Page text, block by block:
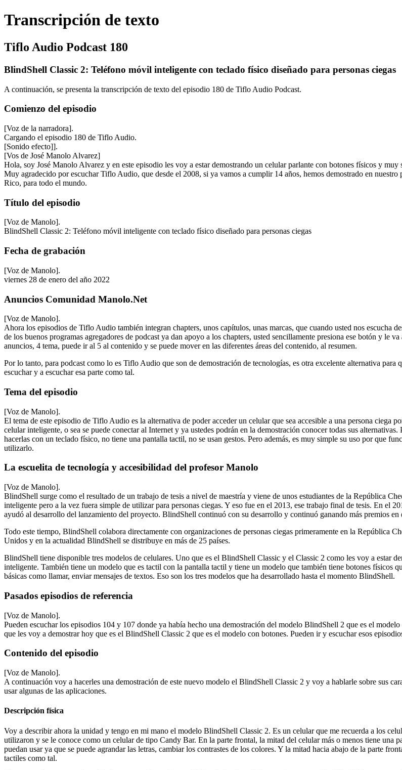
Transcripción de texto
Tiflo Audio Podcast 180
BlindShell Classic 2: Teléfono móvil inteligente con teclado físico diseñado para personas ciegas
A continuación, se presenta la transcripción de texto del episodio 180 de Tiflo Audio Podcast.
Comienzo del episodio
[Voz de la narradora].
Cargando el episodio 180 de Tiflo Audio.
[Sonido efecto]].
[Vos de José Manolo Alvarez]
Hola, soy José Manolo Alvarez y en este episodio les voy a estar demostrando un celular parlante con botones físicos y muy
Muy agradecido por escuchar Tiflo Audio, que desde el 2008, si ya vamos a cumplir 14 años, hemos demostrado en nuestro
Rico, para todo el mundo.
Título del episodio
[Voz de Manolo].
BlindShell Classic 2: Teléfono móvil inteligente con teclado físico diseñado para personas ciegas
Fecha de grabación
[Voz de Manolo].
viernes 28 de enero del año 2022
Anuncios Comunidad Manolo.Net
[Voz de Manolo].
Ahora los episodios de Tiflo Audio también integran chapters, unos capítulos, unas marcas, que cuando usted nos escucha
de los buenos programas agregadores de podcast ya dan apoyo a los chapters, usted sencillamente presiona ese botón y
anuncios, 4 tema, puede ir al 5 al contenido y se puede mover en las diferentes áreas del contenido, al resumen.
Por lo tanto, para podcast como lo es Tiflo Audio que son de demostración de tecnologías, es otra excelente alternativa
escuchar y a escuchar esa parte como tal.
Tema del episodio
[Voz de Manolo].
El tema de este episodio de Tiflo Audio es la alternativa de poder acceder un celular que sea accesible a una persona ciega
celular inteligente, o sea se puede conectar al Internet y ya ustedes podrán en la demostración conocer todas sus
hacerlas con un teclado físico, no tiene una pantalla tactil, no se usan gestos. Pero además, es muy simple su uso por que
utilizarlo.
La escuelita de tecnología y accesibilidad del profesor Manolo
[Voz de Manolo].
BlindShell surge como el resultado de un trabajo de tesis a nivel de maestría y viene de unos estudiantes de la República
inteligente pero a la vez fuera simple de utilizar para personas ciegas. Y eso fue en el 2013, ese trabajo final de tesis. En
ayudó al desarrollo del lanzamiento del proyecto. BlindShell continuó con su desarrollo y continuó ganando más premios
Todo este tiempo, BlindShell colabora directamente con organizaciones de personas ciegas primeramente en la República
Unidos y en la actualidad BlindShell se distribuye en más de 25 países.
BlindShell tiene disponible tres modelos de celulares. Uno que es el BlindShell Classic y el Classic 2 como les voy a estar
inteligente. También tiene un modelo que es tactil con la pantalla tactil y tiene un modelo que también tiene botones físicos
básicas como llamar, enviar mensajes de textos. Eso son los tres modelos que ha desarrollado hasta el momento BlindShell.
Pasados episodios de referencia
[Voz de Manolo].
Pueden escuchar los episodios 104 y 107 donde ya había hecho una demostración del modelo BlindShell 2 que es el
que les voy a demostrar hoy que es el BlindShell Classic 2 que es el modelo con botones. Pueden ir y escuchar esos
Contenido del episodio
[Voz de Manolo].
A continuación voy a hacerles una demostración de este nuevo modelo el BlindShell Classic 2 y voy a hablarle sobre sus
usar algunas de las aplicaciones.
Descripción física
Voy a describir ahora la unidad y tengo en mi mano el modelo BlindShell Classic 2. Es un celular que me recuerda a los
utilizaron y se le conoce como un celular de tipo Candy Bar. En la parte frontal, la mitad del celular más o menos tiene una
puedan usar ya que se puede agrandar las letras, cambiar los contrastes de los colores. Y la mitad hacia abajo de la parte
tactiles como tal.